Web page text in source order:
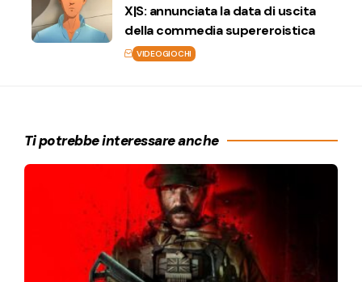
X|S: annunciata la data di uscita
della commedia supereroistica
VIDEOGIOCHI
Ti potrebbe interessare anche